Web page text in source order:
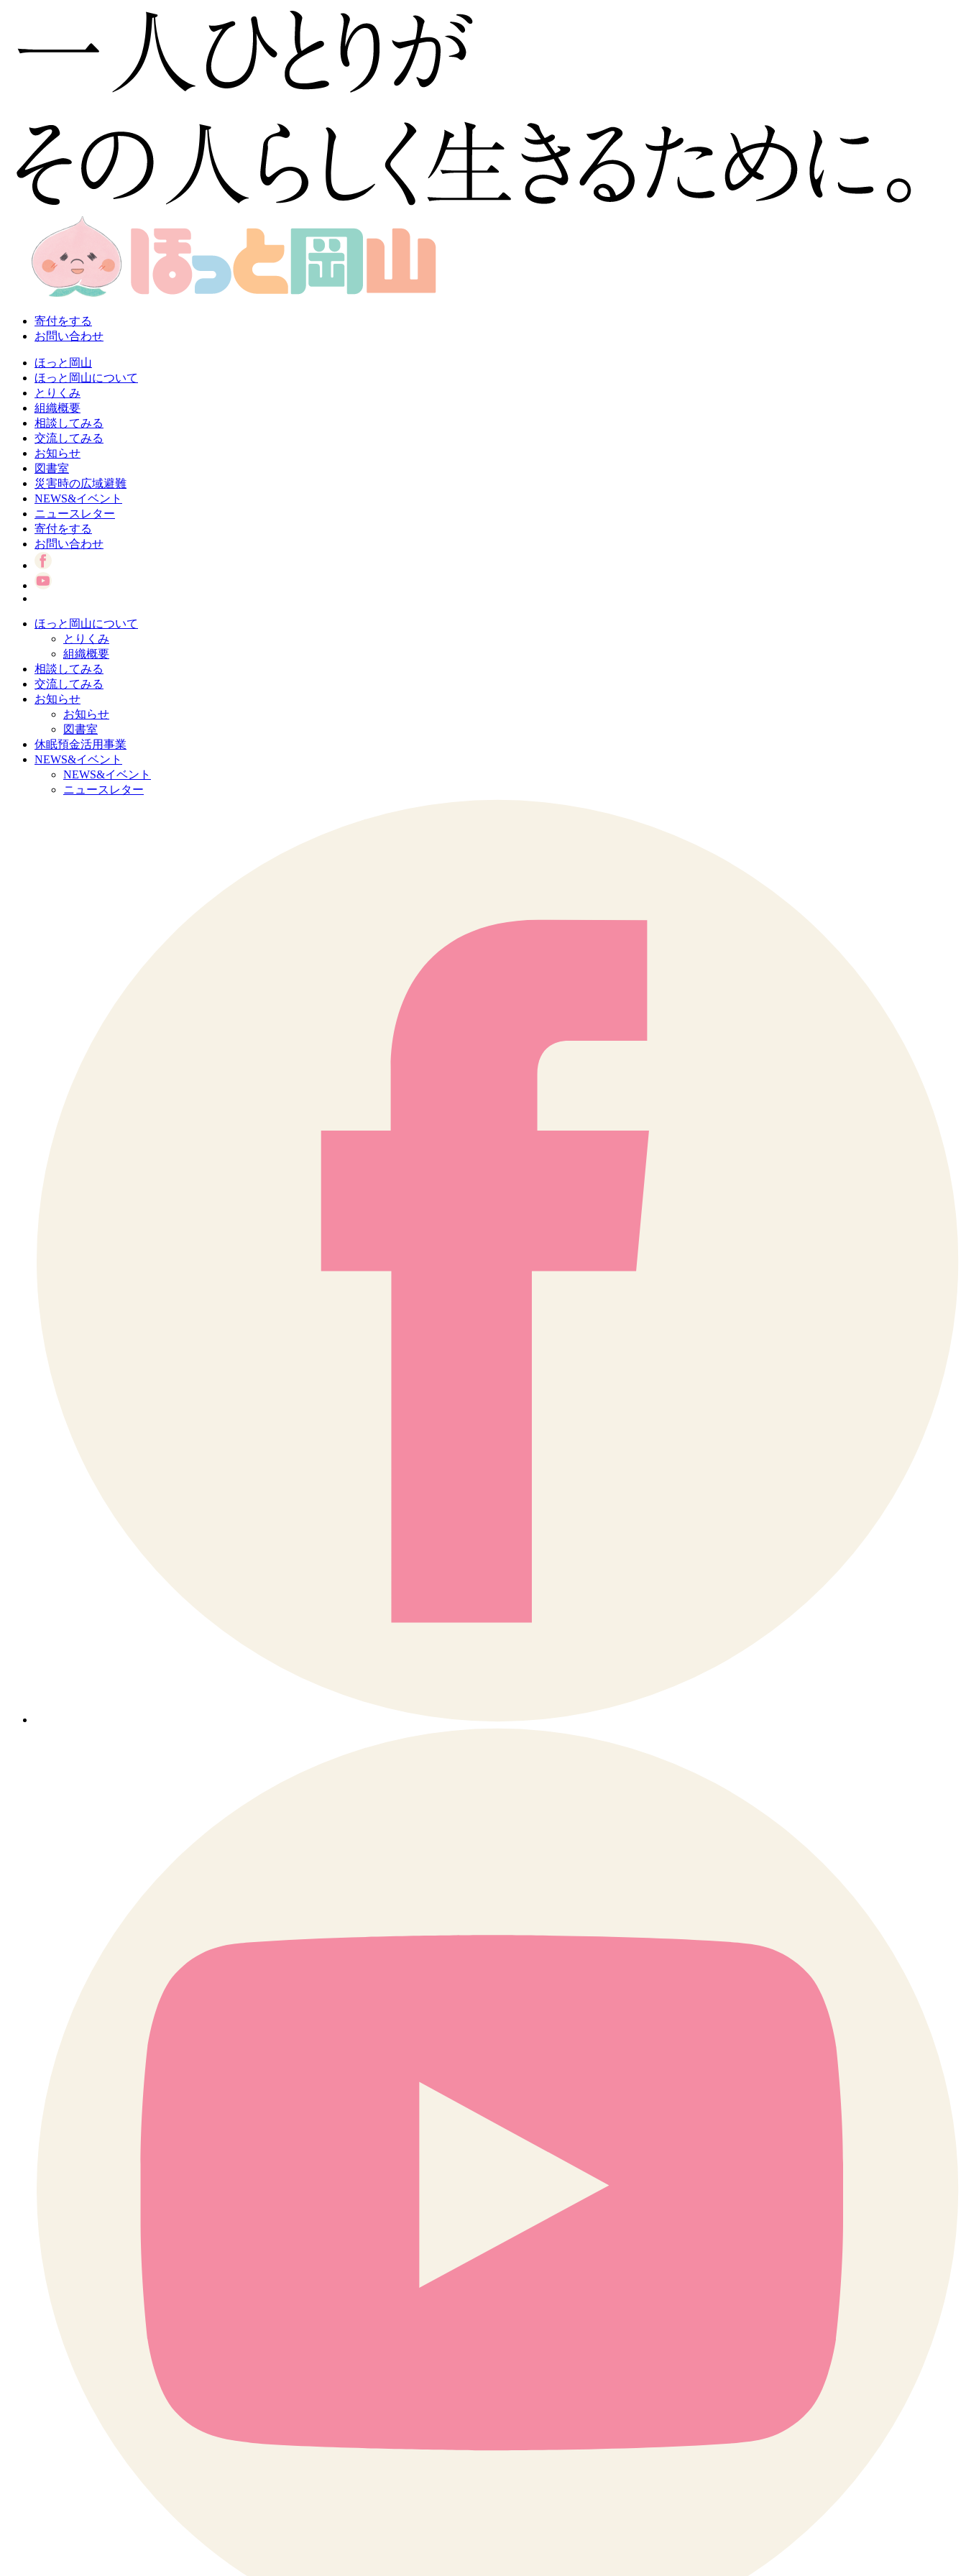
寄付をする
お問い合わせ
ほっと岡山
ほっと岡山について
とりくみ
組織概要
相談してみる
交流してみる
お知らせ
図書室
災害時の広域避難
NEWS&イベント
ニュースレター
寄付をする
お問い合わせ
ほっと岡山について
とりくみ
組織概要
相談してみる
交流してみる
お知らせ
お知らせ
図書室
休眠預金活用事業
NEWS&イベント
NEWS&イベント
ニュースレター